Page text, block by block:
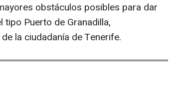
obstáculos posibles para dar
Puerto de Granadilla,
la ciudadanía de Tenerife.